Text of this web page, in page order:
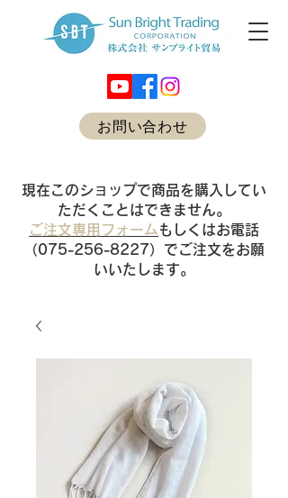
お問い合わせ
現在このショップで商品を購入してい
ただくことはできません。
ご注文専用フォーム もしくはお電話
（075-256-8227）でご注文をお願
いいたします。